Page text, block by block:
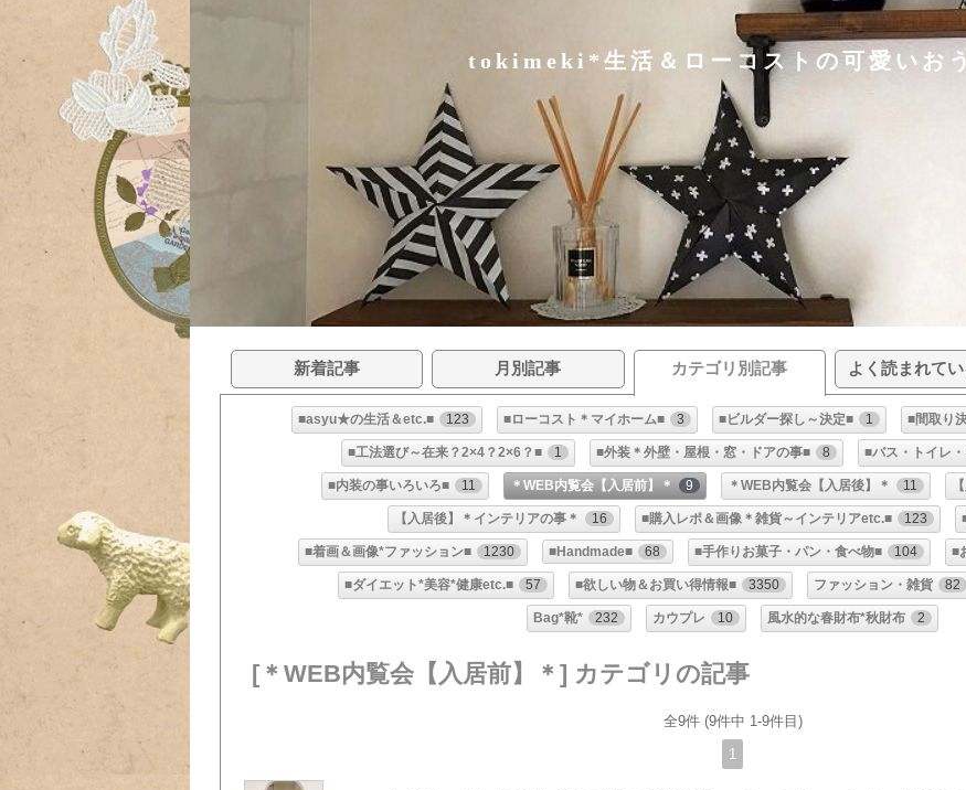
tokimeki*生活＆ローコストの可愛いお
新着記事 月別記事 カテゴリ別記事 よく読まれて
■asyu★の生活＆etc.■ 123 ■ローコスト＊マイホーム■ 3 ■ビルダー探し～決定■ 1 ■間取り
■工法選び～在来？2×4？2×6？■ 1 ■外装＊外壁・屋根・窓・ドアの事■ 8 ■バス・トイレ
■内装の事いろいろ■ 11 ＊WEB内覧会【入居前】＊ 9 ＊WEB内覧会【入居後】＊ 11
【入居後】＊インテリアの事＊ 16 ■購入レポ＆画像＊雑貨～インテリアetc.■ 123
■着画＆画像*ファッション■ 1230 ■Handmade■ 68 ■手作りお菓子・パン・食べ物■ 104 ■
■ダイエット*美容*健康etc.■ 57 ■欲しい物＆お買い得情報■ 3350 ファッション・雑貨 82
Bag*靴* 232 カウプレ 10 風水的な春財布*秋財布 2
[＊WEB内覧会【入居前】＊] カテゴリの記事
全9件 (9件中 1-9件目)
1